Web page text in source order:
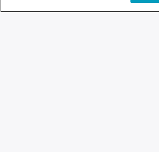
Relaciones